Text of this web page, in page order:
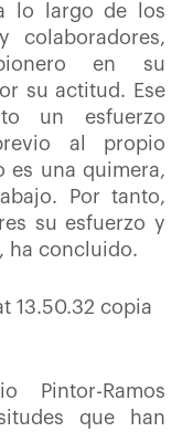
lo largo de los
colaboradores,
en su
su actitud. Ese
un esfuerzo
al propio
es una quimera,
Por tanto,
su esfuerzo y
ha concluido.
Pintor-Ramos
que han